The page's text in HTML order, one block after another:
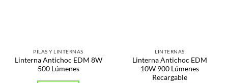
PILAS Y LINTERNAS
Linterna Antichoc EDM 8W
500 Lúmenes
LINTERNAS
Linterna Antichoc EDM
10W 900 Lúmenes
Recargable